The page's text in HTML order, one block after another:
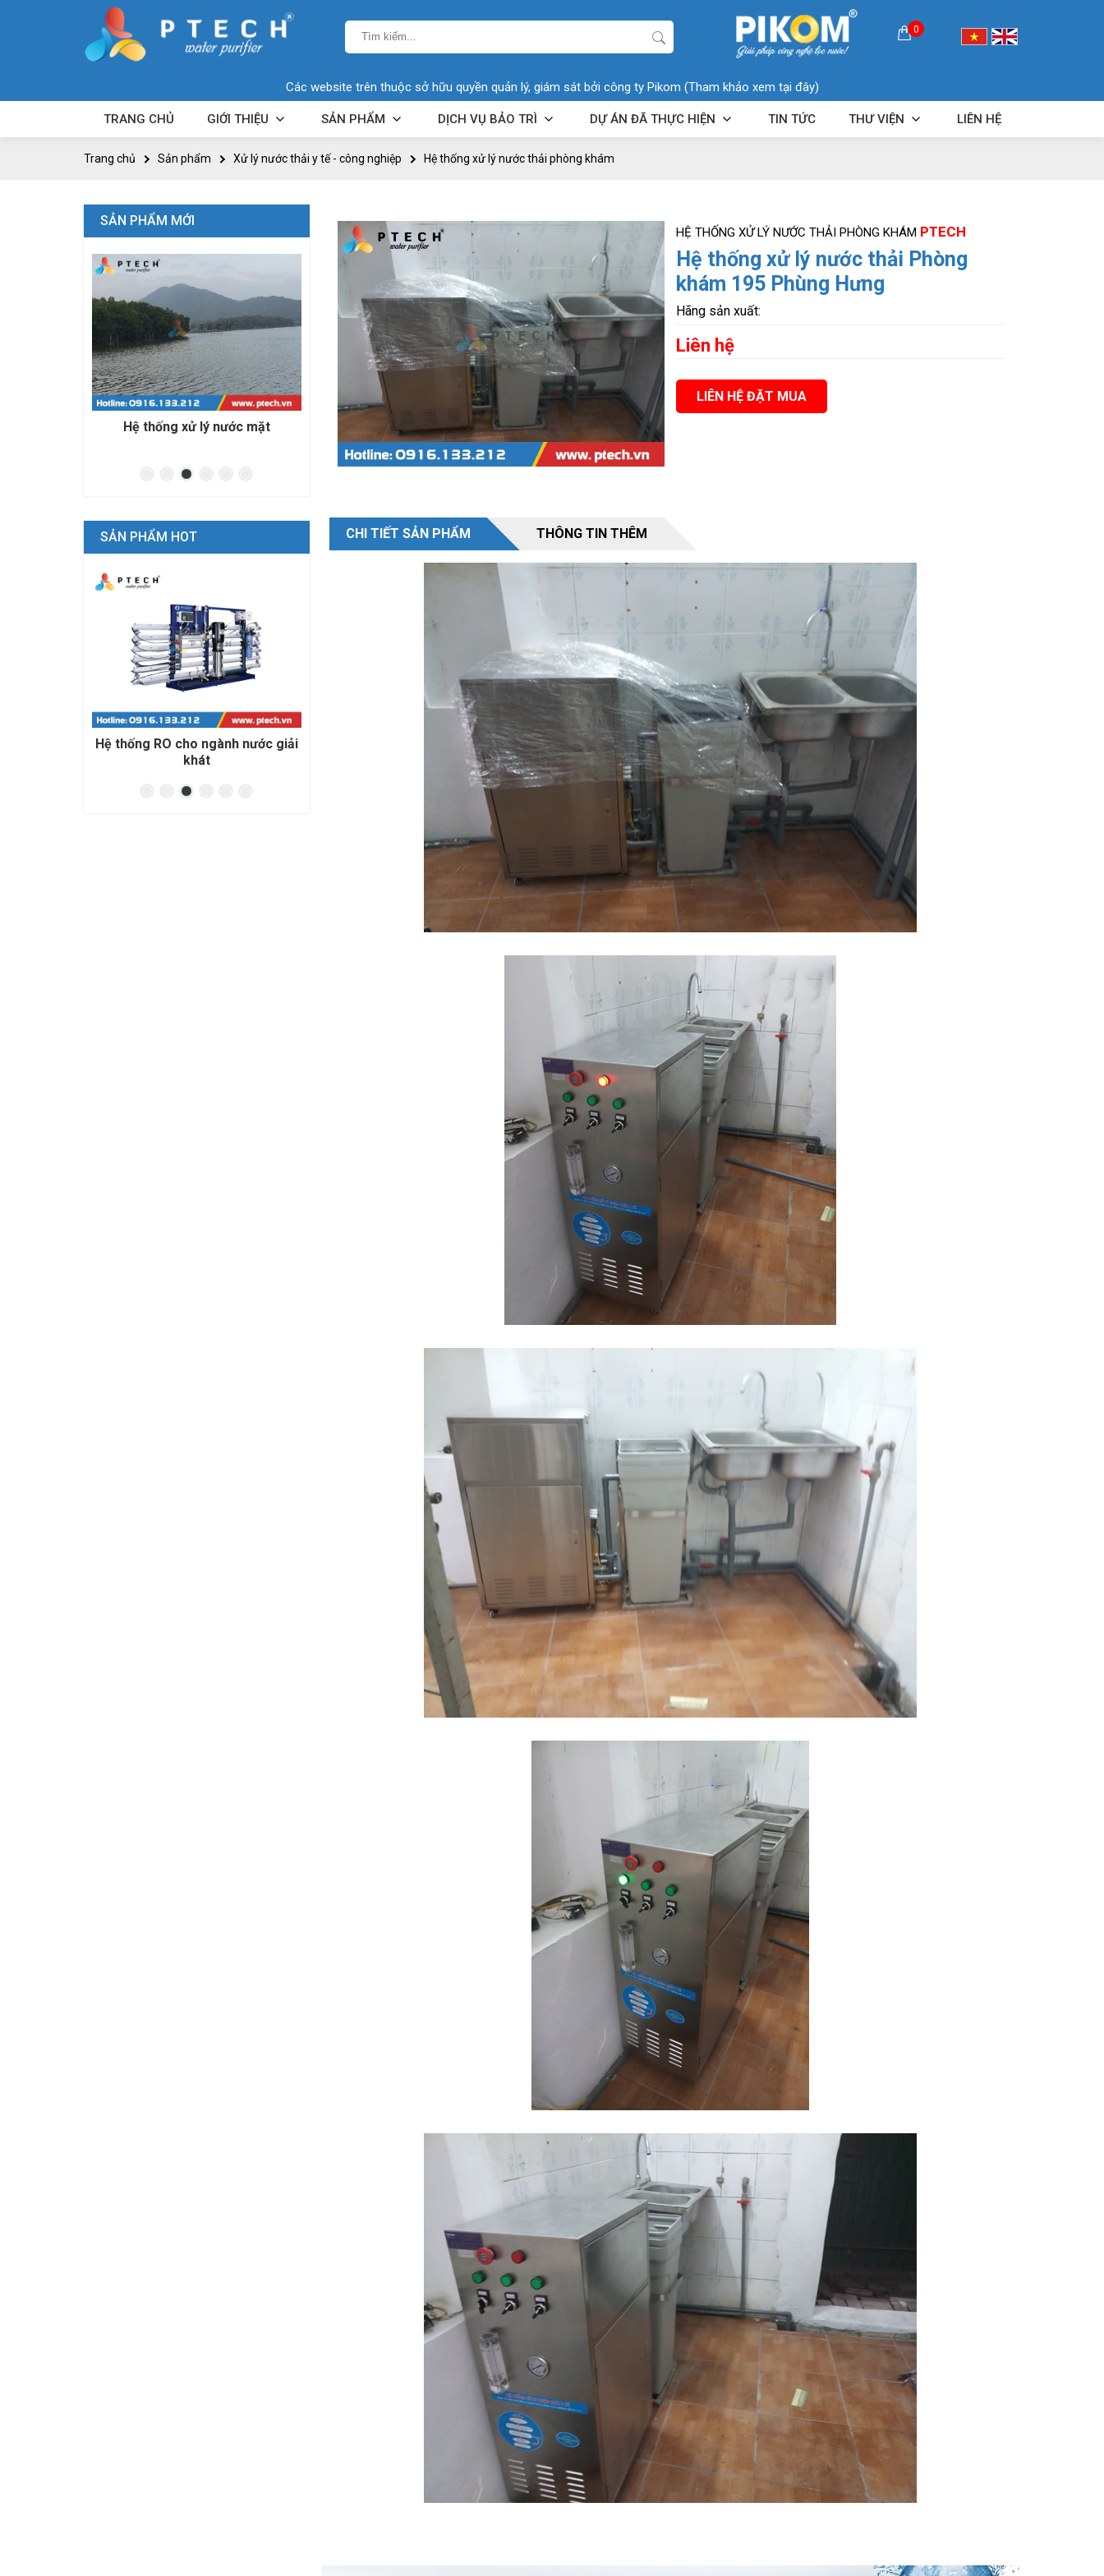
0
Các website trên thuộc sở hữu quyền quản lý, giám sát bởi công ty Pikom (Tham khảo xem tại đây)
TRANG CHỦ GIỚI THIỆU SẢN PHẨM DỊCH VỤ BẢO TRÌ DỰ ÁN ĐÃ THỰC HIỆN TIN TỨC THƯ VIỆN LIÊN HỆ
Trang chủ Sản phẩm Xử lý nước thải y tế - công nghiệp Hệ thống xử lý nước thải phòng khám
HỆ THỐNG XỬ LÝ NƯỚC THẢI PHÒNG KHÁM PTECH
Hệ thống xử lý nước thải Phòng
khám 195 Phùng Hưng
Hãng sản xuất:
Liên hệ
LIÊN HỆ ĐẶT MUA
CHI TIẾT SẢN PHẨM THÔNG TIN THÊM
SẢN PHẨM MỚI
Hệ thống xử lý nước biển cho nuôi
Nước giếng khoan, nước ngầm Nước nhiễm mặn hay nước lợ
SẢN PHẨM HOT
Hệ thống RO cho đóng bình đóng
chai
Hệ thống RO cho ngành thực
Công suất RO từ 10m3-100m3 Xử lý nước RO cho Công Nghiệp